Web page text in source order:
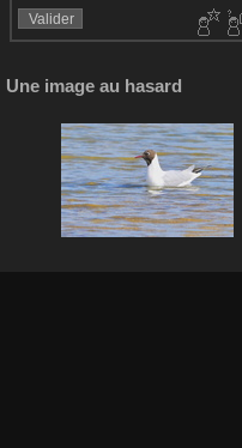
Une image au hasard